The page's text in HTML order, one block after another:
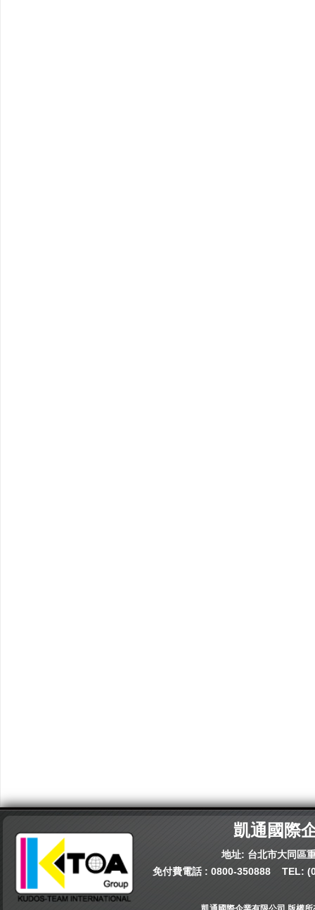
凱通國際
地址: 台北市大同區
免付費電話 : 0800-350888 TEL: